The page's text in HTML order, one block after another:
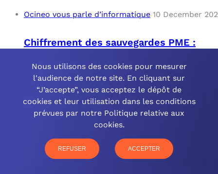
Ocineo vous parle d’informatique 10 December
Chiffrement des sauvegardes PME :
Ocineo vous parle d’informatique 10 December
Automatisation des sauvegardes pour
les PME : Solutions et Avantages
Nous utilisons des cookies pour mesurer
l'audience de notre site. En cliquant sur
“J’accepte”, vous acceptez le dépôt de
cookies et leur utilisation dans les conditions
prévues par notre Politique relative aux
cookies.
REFUSER ACCEPTER